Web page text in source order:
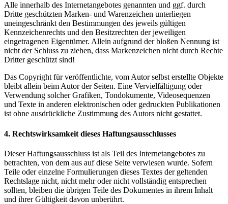
Alle innerhalb des Internetangebotes genannten und ggf. durch
Dritte geschützten Marken- und Warenzeichen unterliegen
uneingeschränkt den Bestimmungen des jeweils gültigen
Kennzeichenrechts und den Besitzrechten der jeweiligen
eingetragenen Eigentümer. Allein aufgrund der bloßen Nennung ist
nicht der Schluss zu ziehen, dass Markenzeichen nicht durch Rechte
Dritter geschützt sind!
Das Copyright für veröffentlichte, vom Autor selbst erstellte Objekte
bleibt allein beim Autor der Seiten. Eine Vervielfältigung oder
Verwendung solcher Grafiken, Tondokumente, Videosequenzen
und Texte in anderen elektronischen oder gedruckten Publikationen
ist ohne ausdrückliche Zustimmung des Autors nicht gestattet.
4. Rechtswirksamkeit dieses Haftungsausschlusses
Dieser Haftungsausschluss ist als Teil des Internetangebotes zu
betrachten, von dem aus auf diese Seite verwiesen wurde. Sofern
Teile oder einzelne Formulierungen dieses Textes der geltenden
Rechtslage nicht, nicht mehr oder nicht vollständig entsprechen
sollten, bleiben die übrigen Teile des Dokumentes in ihrem Inhalt
und ihrer Gültigkeit davon unberührt.